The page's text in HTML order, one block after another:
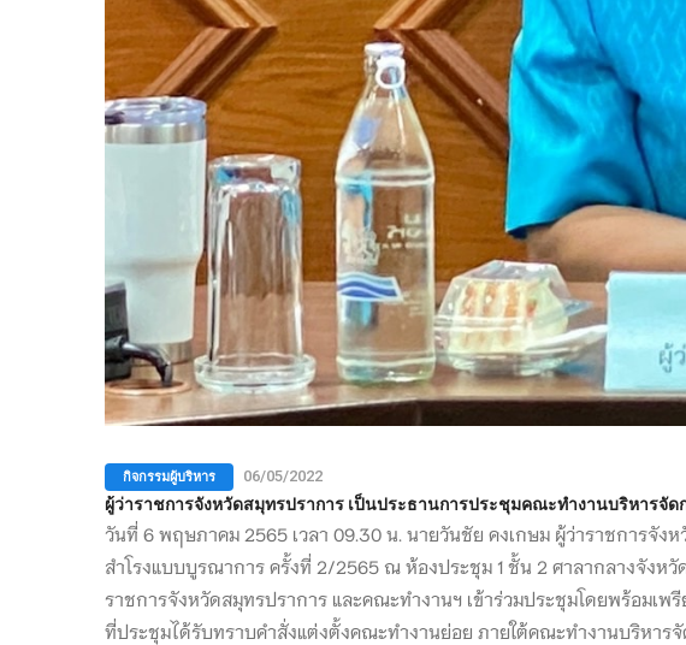
กิจกรรมผู้บริหาร 06/05/2022
ผู้ว่าราชการจังหวัดสมุทรปราการ เป็นประธานการประชุมคณะทำงานบริหาร
วันที่ 6 พฤษภาคม 2565 เวลา 09.30 น. นายวันชัย คงเกษม ผู้ว่าราชการจั
สำโรงแบบบูรณาการ ครั้งที่ 2/2565 ณ ห้องประชุม 1 ชั้น 2 ศาลากลางจัง
ราชการจังหวัดสมุทรปราการ และคณะทำงานฯ เข้าร่วมประชุมโดยพร้อมเพรี
ที่ประชุมได้รับทราบคำสั่งแต่งตั้งคณะทำงานย่อย ภายใต้คณะทำงานบริหาร